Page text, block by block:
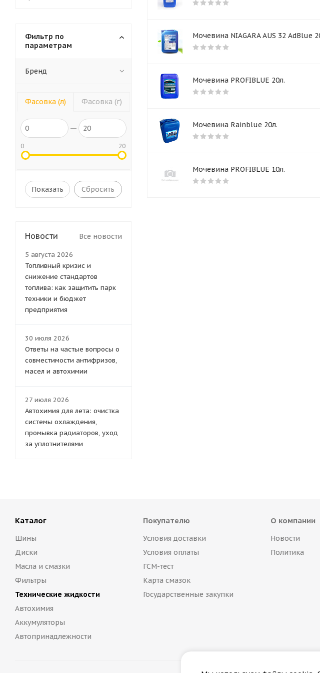
Мочевина NIAGARA AUS 32 AdBlue
Мочевина PROFIBLUE 20л.
Мочевина Rainblue 20л.
Мочевина PROFIBLUE 10л.
Фильтр по
параметрам
Бренд
Фасовка (л)
0 20
Фасовка (г)
Сбросить
Новости Все новости
5 августа 2026
Топливный кризис и
снижение стандартов
топлива: как защитить парк
техники и бюджет
предприятия
30 июля 2026
Ответы на частые вопросы о
совместимости антифризов,
масел и автохимии
27 июля 2026
Автохимия для лета: очистка
системы охлаждения,
промывка радиаторов, уход
за уплотнителями
Каталог
Шины
Диски
Масла и смазки
Фильтры
Технические жидкости
Автохимия
Аккумуляторы
Автопринадлежности
Покупателю
Условия доставки
Условия оплаты
ГСМ-тест
Карта смазок
Государственные закупки
О компании
Новости
Политика